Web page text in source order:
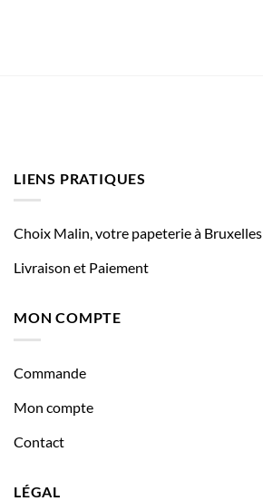
LIENS PRATIQUES
Choix Malin, votre papeterie à Bruxelles
Livraison et Paiement
MON COMPTE
Commande
Mon compte
Contact
LÉGAL